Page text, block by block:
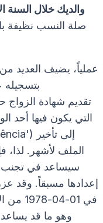
والديك خلال السنة
صلة النسب نظيفة
عملياً، يضيف العديد
التي يكون فيها أحد
الملف لأشهر. لذا،
سيساعد في تجنب
إعدادها مسبقاً. وقد
في 01-
وهو ما قد